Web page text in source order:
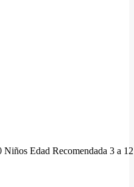
Edad Recomendada 3 a 12